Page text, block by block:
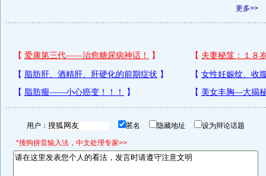
更多>>
用户： 匿名 隐藏地址 设为辩论话题
*搜狗拼音输入法，中文处理专家>>